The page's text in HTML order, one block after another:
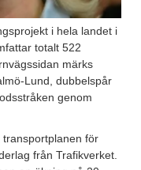
i hela landet i
totalt 522
märks
Lund, dubbelspår
genom
för
från Trafikverket.